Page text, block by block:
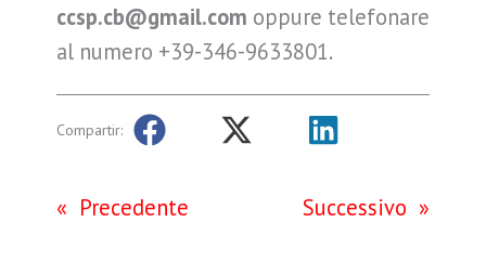
ccsp.cb@gmail.com oppure telefonare
al numero +39-346-9633801.
Compartir:
« Precedente Successivo »